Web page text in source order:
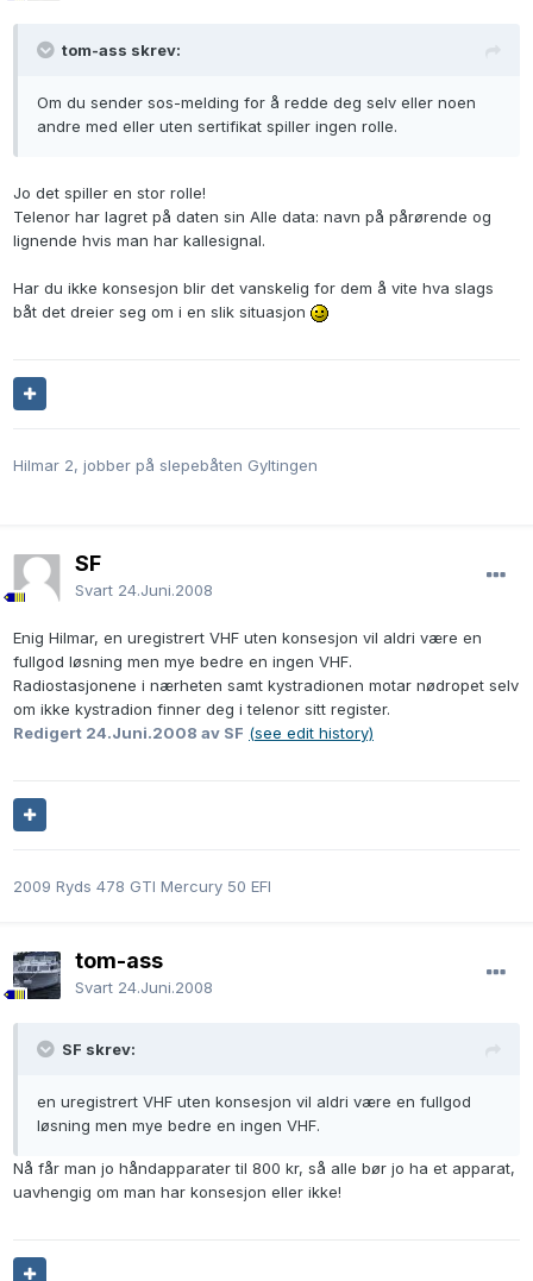
tom-ass skrev:
Om du sender sos-melding for å redde deg selv eller noen
andre med eller uten sertifikat spiller ingen rolle.
Jo det spiller en stor rolle!
Telenor har lagret på daten sin Alle data: navn på pårørende og
lignende hvis man har kallesignal.
Har du ikke konsesjon blir det vanskelig for dem å vite hva slags
båt det dreier seg om i en slik situasjon
Hilmar 2, jobber på slepebåten Gyltingen
SF
Svart 24.Juni.2008
Enig Hilmar, en uregistrert VHF uten konsesjon vil aldri være en
fullgod løsning men mye bedre en ingen VHF.
Radiostasjonene i nærheten samt kystradionen motar nødropet selv
om ikke kystradion finner deg i telenor sitt register.
Redigert 24.Juni.2008 av SF (see edit history)
2009 Ryds 478 GTI Mercury 50 EFI
tom-ass
Svart 24.Juni.2008
SF skrev:
en uregistrert VHF uten konsesjon vil aldri være en fullgod
løsning men mye bedre en ingen VHF.
Nå får man jo håndapparater til 800 kr, så alle bør jo ha et apparat,
uavhengig om man har konsesjon eller ikke!